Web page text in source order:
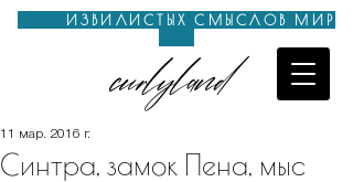
curlyland
ИЗВИЛИСТЫХ СМЫСЛОВ МИР
Синтра, замок Пена, мыс
11 мар. 2016 г.